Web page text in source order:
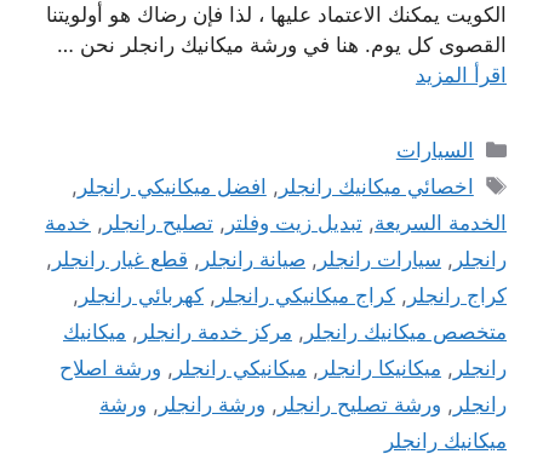
الكويت يمكنك الاعتماد عليها ، لذا فإن رضاك ​​هو أولويتنا
القصوى كل يوم. هنا في ورشة ميكانيك رانجلر نحن …
اقرأ المزيد
التصنيفات
السيارات
الوسوم
اخصائي ميكانيك رانجلر , افضل ميكانيكي رانجلر ,
الخدمة السريعة, تبديل زيت وفلتر , تصليح رانجلر , خدمة
رانجلر , سيارات رانجلر , صيانة رانجلر , قطع غيار رانجلر ,
كراج رانجلر , كراج ميكانيكي رانجلر , كهربائي رانجلر ,
متخصص ميكانيك رانجلر , مركز خدمة رانجلر , ميكانيك
رانجلر , ميكانيكا رانجلر , ميكانيكي رانجلر , ورشة اصلاح
رانجلر , ورشة تصليح رانجلر , ورشة رانجلر , ورشة
ميكانيك رانجلر